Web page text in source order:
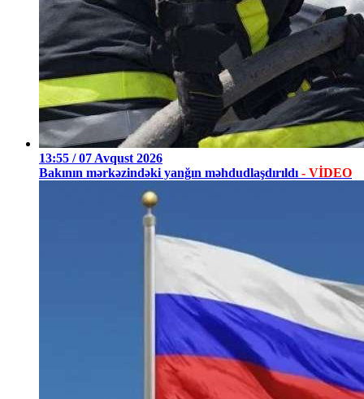
13:55 / 07 Avqust 2026
Bakının mərkəzindəki yanğın məhdudlaşdırıldı - VİDEO